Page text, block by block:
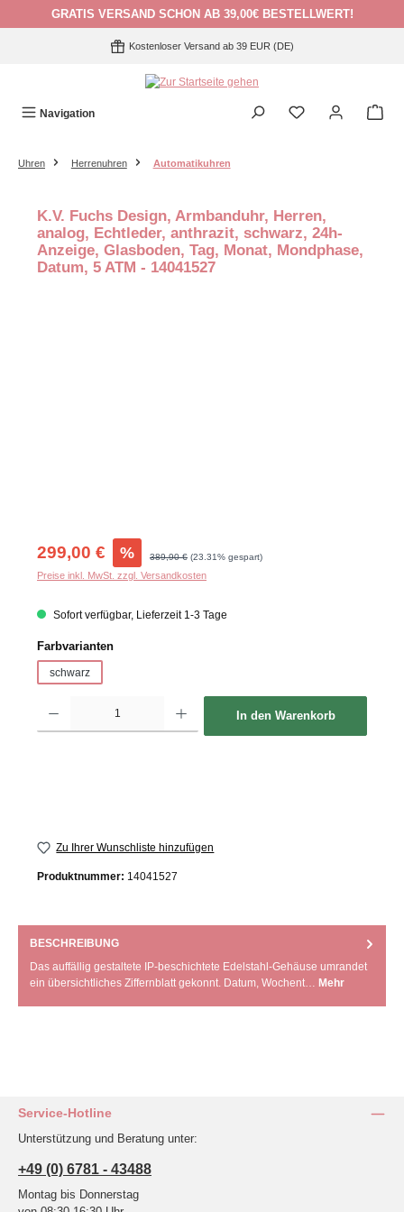
Zum Hauptinhalt springen
GRATIS VERSAND SCHON AB 39,00€ BESTELLWERT!
Kostenloser Versand ab 39 EUR (DE)
Navigation
Uhren Herrenuhren Automatikuhren
K.V. Fuchs Design, Armbanduhr, Herren,
analog, Echtleder, anthrazit, schwarz, 24h-
Anzeige, Glasboden, Tag, Monat, Mondphase,
Datum, 5 ATM - 14041527
Verkaufspreis:
299,00 € % Regulärer Preis:
389,90 € (23.31% gespart)
Preise inkl. MwSt. zzgl. Versandkosten
Sofort verfügbar, Lieferzeit 1-3 Tage
Farbvariantenauswählen
schwarz
In den Warenkorb
Zu Ihrer Wunschliste hinzufügen
Produktnummer: 14041527
BESCHREIBUNG
Das auffällig gestaltete IP-beschichtete Edelstahl-Gehäuse umrandet
ein übersichtliches Ziffernblatt gekonnt. Datum, Wochent… Mehr
Service-Hotline
Unterstützung und Beratung unter:
+49 (0) 6781 - 43488
Montag bis Donnerstag